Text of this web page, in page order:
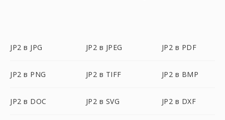
JP2 в JPG JP2 в JPEG JP2 в PDF
JP2 в PNG JP2 в TIFF JP2 в BMP
JP2 в DOC JP2 в SVG JP2 в DXF